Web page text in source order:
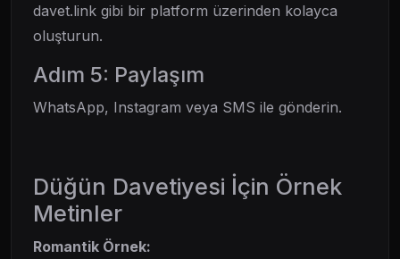
davet.link gibi bir platform üzerinden kolayca
oluşturun.
Adım 5: Paylaşım
WhatsApp, Instagram veya SMS ile gönderin.
Düğün Davetiyesi İçin Örnek
Metinler
Romantik Örnek: